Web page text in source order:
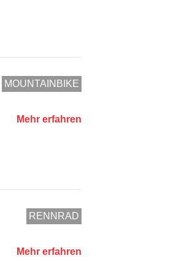
MOUNTAINBIKE
Mehr erfahren
RENNRAD
Mehr erfahren